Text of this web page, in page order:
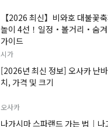
【2026 최신】비와호 대불꽃
놀이 4선！일정・볼거리・숨
가이드
시가
[2026년 최신 정보] 오사카 난
치, 가격 및 크기
오사카
나가시마 스파랜드 가는 법｜나